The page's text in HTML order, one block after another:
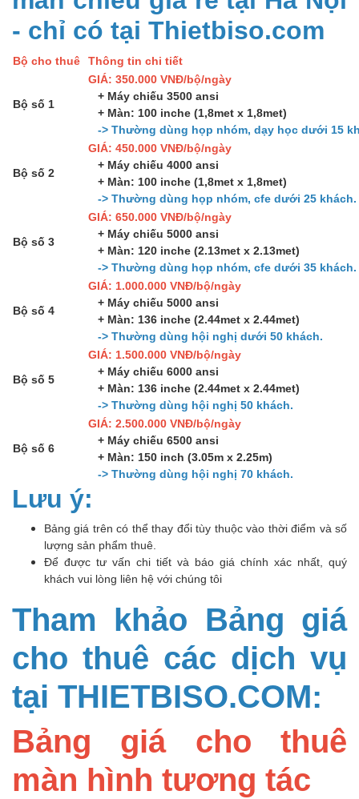
- chỉ có tại Thietbiso.com
Bộ cho thuê Thông tin chi tiết
Bộ số 1
GIÁ: 350.000 VNĐ/bộ/ngày
+ Máy chiếu 3500 ansi
+ Màn: 100 inche (1,8met x 1,8met)
-> Thường dùng họp nhóm, dạy học dưới 15
Bộ số 2
GIÁ: 450.000 VNĐ/bộ/ngày
+ Máy chiếu 4000 ansi
+ Màn: 100 inche (1,8met x 1,8met)
-> Thường dùng họp nhóm, cfe dưới 25 khách.
Bộ số 3
GIÁ: 650.000 VNĐ/bộ/ngày
+ Máy chiếu 5000 ansi
+ Màn: 120 inche (2.13met x 2.13met)
-> Thường dùng họp nhóm, cfe dưới 35 khách.
Bộ số 4
GIÁ: 1.000.000 VNĐ/bộ/ngày
+ Máy chiếu 5000 ansi
+ Màn: 136 inche (2.44met x 2.44met)
-> Thường dùng hội nghị dưới 50 khách.
Bộ số 5
GIÁ: 1.500.000 VNĐ/bộ/ngày
+ Máy chiếu 6000 ansi
+ Màn: 136 inche (2.44met x 2.44met)
-> Thường dùng hội nghị 50 khách.
Bộ số 6
GIÁ: 2.500.000 VNĐ/bộ/ngày
+ Máy chiếu 6500 ansi
+ Màn: 150 inch (3.05m x 2.25m)
-> Thường dùng hội nghị 70 khách.
Lưu ý:
Bảng giá trên có thể thay đổi tùy thuộc vào thời điểm và số
lượng sản phẩm thuê.
Để được tư vấn chi tiết và báo giá chính xác nhất, quý
khách vui lòng liên hệ với chúng tôi
Tham khảo Bảng giá
cho thuê các dịch vụ
tại THIETBISO.COM:
Bảng giá cho thuê
màn hình tương tác